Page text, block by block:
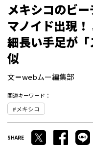
メキシコのビ
マノイド出現！
細長い手足が
似
文＝webムー編集部
関連キーワード：
メキシコ